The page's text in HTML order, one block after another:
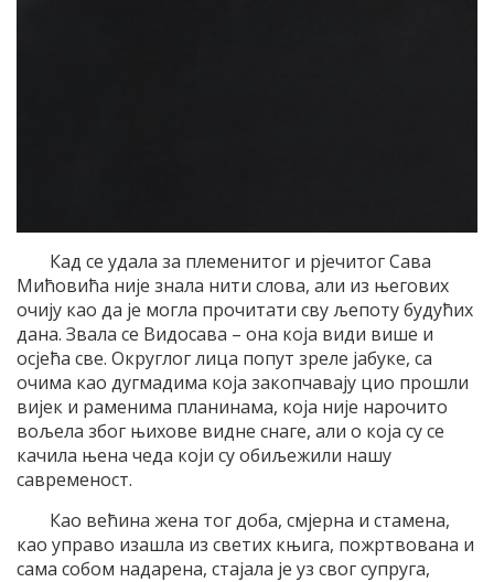
Кад се удала за племенитог и рјечитог Сава
Мићовића није знала нити слова, али из његових
очију као да је могла прочитати сву љепоту будућих
дана. Звала се Видосава – она која види више и
осјећа све. Округлог лица попут зреле јабуке, са
очима као дугмадима која закопчавају цио прошли
вијек и раменима планинама, која није нарочито
вољела због њихове видне снаге, али о која су се
качила њена чеда који су обиљежили нашу
савременост.
Као већина жена тог доба, смјерна и стамена,
као управо изашла из светих књига, пожртвована и
сама собом надарена, стајала је уз свог супруга,